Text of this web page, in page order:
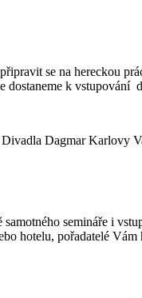
se na hereckou
k vstupování
Dagmar Karlovy
samotného semináře i
hotelu, pořadatelé